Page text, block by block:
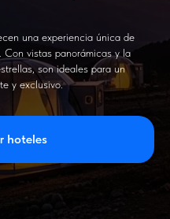
una experiencia única de
Con vistas panorámicas y la
son ideales para un
y exclusivo.
hoteles